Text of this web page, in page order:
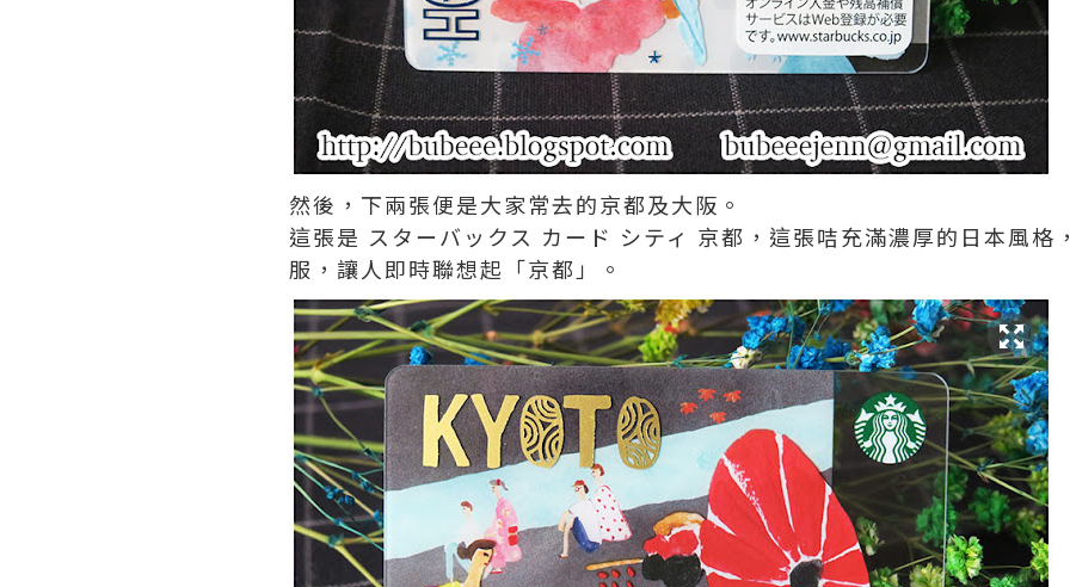
然後，下兩張便是大家常去的京都及大阪。
這張是 スターバックス カード シティ 京都，這張咭充滿濃厚的日本風格
服，讓人即時聯想起「京都」。